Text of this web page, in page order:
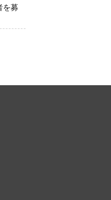
を募